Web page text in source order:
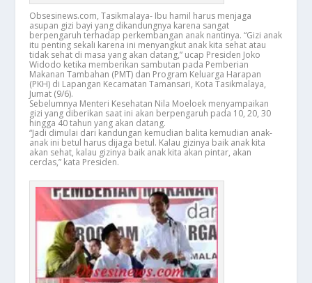
Obsesinews.com, Tasikmalaya- Ibu hamil harus menjaga
asupan gizi bayi yang dikandungnya karena sangat
berpengaruh terhadap perkembangan anak nantinya. “Gizi anak
itu penting sekali karena ini menyangkut anak kita sehat atau
tidak sehat di masa yang akan datang,” ucap Presiden Joko
Widodo ketika memberikan sambutan pada Pemberian
Makanan Tambahan (PMT) dan Program Keluarga Harapan
(PKH) di Lapangan Kecamatan Tamansari, Kota Tasikmalaya,
Jumat (9/6).
Sebelumnya Menteri Kesehatan Nila Moeloek menyampaikan
gizi yang diberikan saat ini akan berpengaruh pada 10, 20, 30
hingga 40 tahun yang akan datang.
“Jadi dimulai dari kandungan kemudian balita kemudian anak-
anak ini betul harus dijaga betul. Kalau gizinya baik anak kita
akan sehat, kalau gizinya baik anak kita akan pintar, akan
cerdas,” kata Presiden.